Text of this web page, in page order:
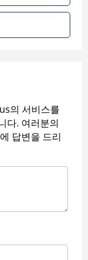
의 서비스를
다. 여러분의
답변을 드리